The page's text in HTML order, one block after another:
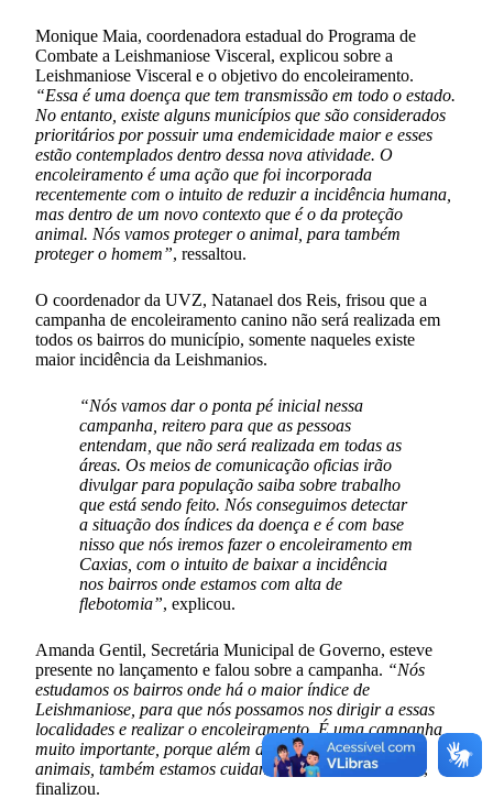
Monique Maia, coordenadora estadual do Programa de
Combate a Leishmaniose Visceral, explicou sobre a
Leishmaniose Visceral e o objetivo do encoleiramento.
“Essa é uma doença que tem transmissão em todo o estado.
No entanto, existe alguns municípios que são considerados
prioritários por possuir uma endemicidade maior e esses
estão contemplados dentro dessa nova atividade. O
encoleiramento é uma ação que foi incorporada
recentemente com o intuito de reduzir a incidência humana,
mas dentro de um novo contexto que é o da proteção
animal. Nós vamos proteger o animal, para também
proteger o homem”, ressaltou.
O coordenador da UVZ, Natanael dos Reis, frisou que a
campanha de encoleiramento canino não será realizada em
todos os bairros do município, somente naqueles existe
maior incidência da Leishmanios.
“Nós vamos dar o ponta pé inicial nessa
campanha, reitero para que as pessoas
entendam, que não será realizada em todas as
áreas. Os meios de comunicação oficias irão
divulgar para população saiba sobre trabalho
que está sendo feito. Nós conseguimos detectar
a situação dos índices da doença e é com base
nisso que nós iremos fazer o encoleiramento em
Caxias, com o intuito de baixar a incidência
nos bairros onde estamos com alta de
flebotomia”, explicou.
Amanda Gentil, Secretária Municipal de Governo, esteve
presente no lançamento e falou sobre a campanha. “Nós
estudamos os bairros onde há o maior índice de
Leishmaniose, para que nós possamos nos dirigir a essas
localidades e realizar o encoleiramento. É uma campanha
muito importante, porque além de cuidar da saúde dos
animais, também estamos cuidando da saúde humana” ,
finalizou.